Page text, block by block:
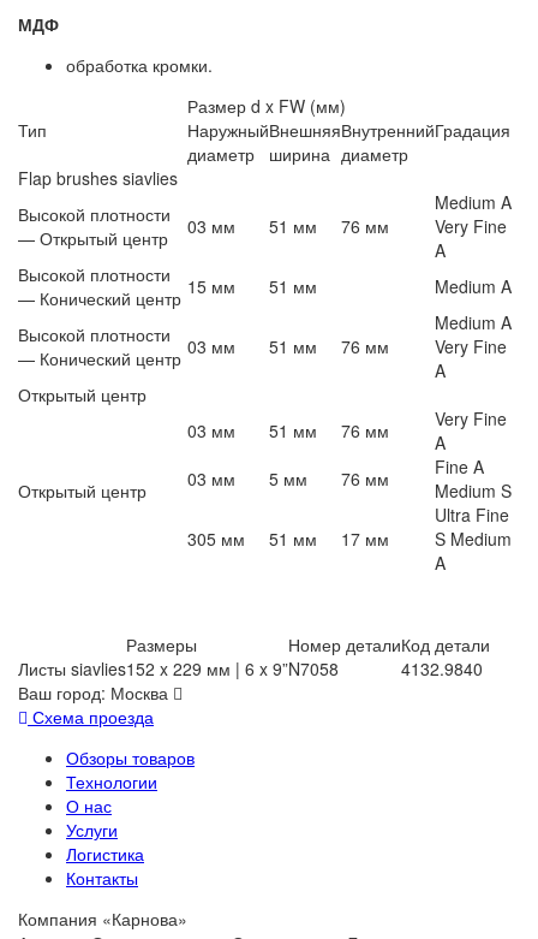
МДФ
обработка кромки.
Тип
Размер d x FW (мм)
Градация
Наружный
диаметр
Внешняя
ширина
Внутренний
диаметр
Flap brushes siavlies
Высокой плотности
— Открытый центр
03 мм 51 мм 76 мм
Medium A
Very Fine
A
Высокой плотности
— Конический центр 15 мм 51 мм
Medium A
Высокой плотности
— Конический центр 03 мм 51 мм 76 мм
Medium A
Very Fine
A
Открытый центр
Открытый центр
03 мм 51 мм 76 мм
Very Fine
A
03 мм
5 мм 76 мм
Fine A
Medium S
305 мм
51 мм 17 мм
Ultra Fine
S Medium
A
Размеры Номер деталиКод детали
Листы siavlies152 x 229 мм | 6 x 9”N7058
4132.9840
Ваш город: Москва
Схема проезда
Обзоры товаров
Технологии
О нас
Услуги
Логистика
Контакты
Компания «Карнова»